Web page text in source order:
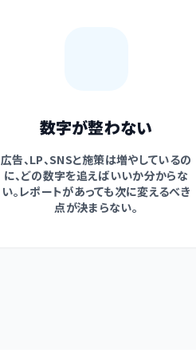
数字が整わない
広告、LP、SNSと施策は増やしているの
に、どの数字を追えばいいか分からな
い。レポートがあっても次に変えるべき
点が決まらない。